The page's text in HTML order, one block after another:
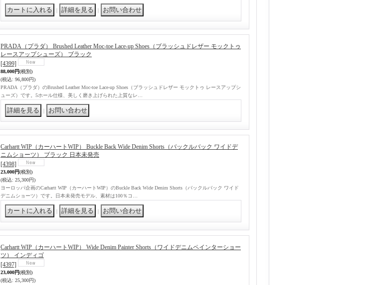
PRADA（プラダ） Brushed Leather Moc-toe Lace-up Shoes（ブラッシュドレザー モックトゥ
レースアップシューズ） ブラック
[4399]
88,000円(税別)
(税込: 96,800円)
PRADA（プラダ）のBrushed Leather Moc-toe Lace-up Shoes（ブラッシュドレザー モックトゥ レースアップシ
ューズ）です。5ホール仕様、美しく磨き上げられた上質なレ…
Carhartt WIP（カーハートWIP） Buckle Back Wide Denim Shorts（バックルバック ワイドデ
ニムショーツ） ブラック 日本未発売
[4398]
23,000円(税別)
(税込: 25,300円)
ヨーロッパ企画のCarhartt WIP（カーハートWIP）のBuckle Back Wide Denim Shorts（バックルバック ワイド
デニムショーツ）です。日本未発売モデル、素材は100％コ…
Carhartt WIP（カーハートWIP） Wide Denim Painter Shorts（ワイドデニムペインターショー
ツ） インディゴ
[4397]
23,000円(税別)
(税込: 25,300円)